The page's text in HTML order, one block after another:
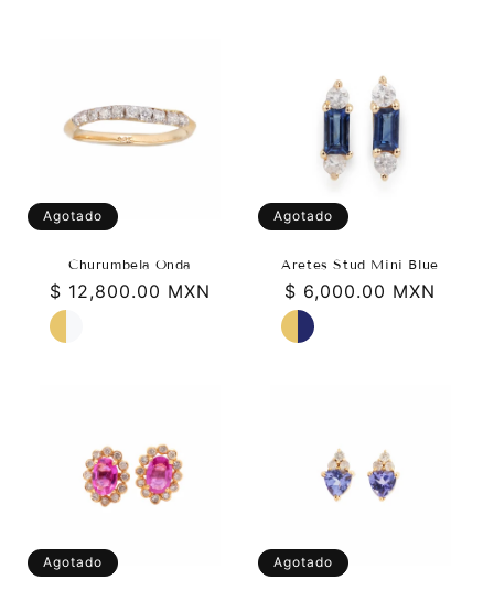
n Agotado
Churumbela Onda
Precio
habitual
$ 12,800.00 MXN
Agotado
Aretes Stud Mini Blue
Precio
habitual
$ 6,000.00 MXN
Agotado Agotado